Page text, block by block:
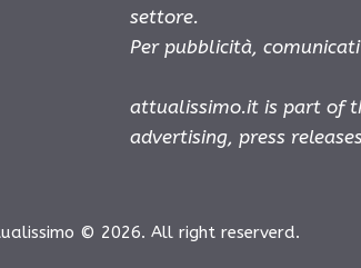
settore.
Per pubblicità,
attualissimo.it is part of
advertising, press
© 2026. All right reserverd.